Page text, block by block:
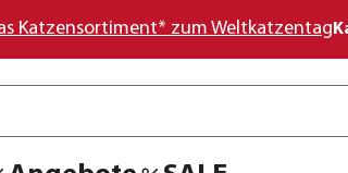
Katzensortiment* zum Weltkatzentag